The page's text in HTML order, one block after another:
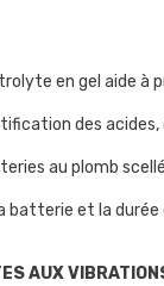
en gel aide à
des
au plomb
batterie et la
AUX